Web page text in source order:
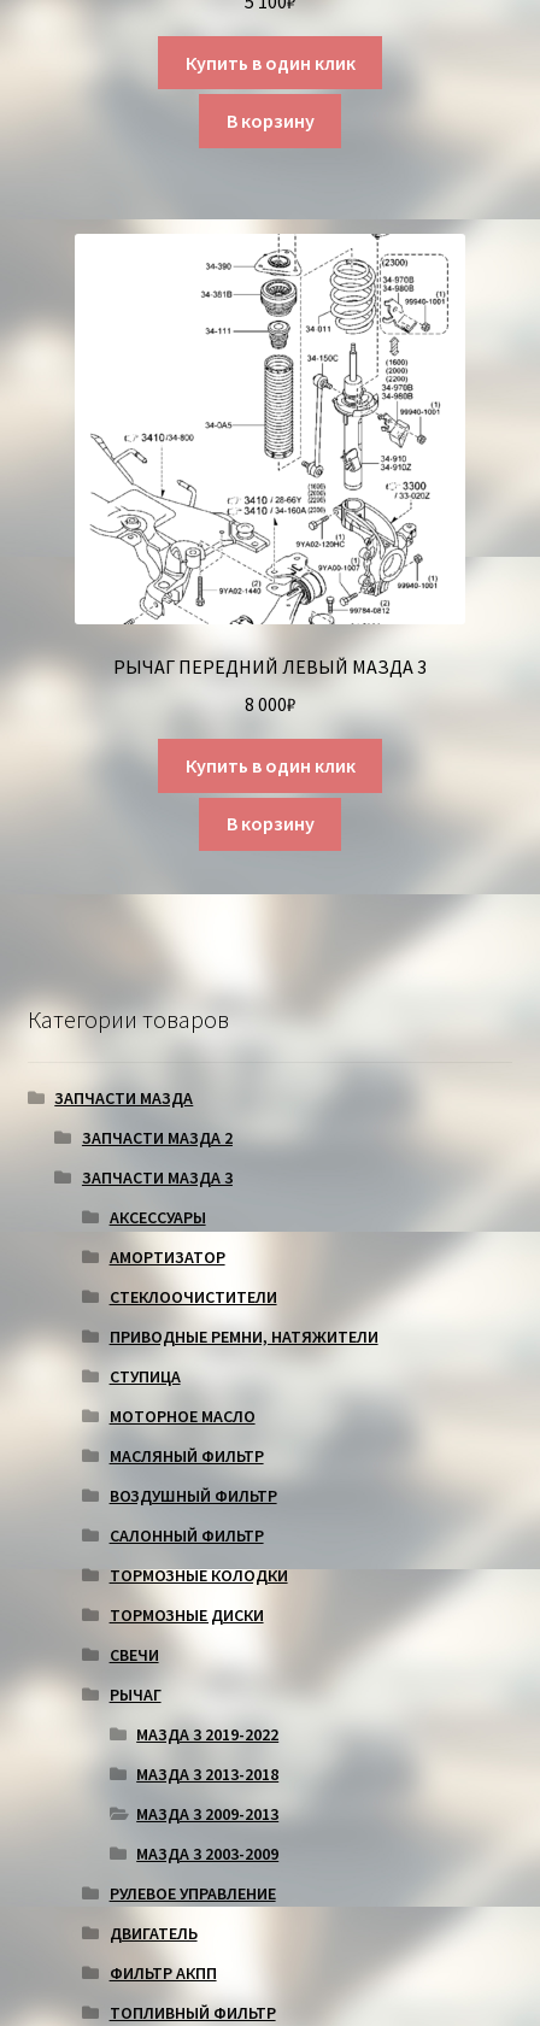
Купить в один клик
В корзину
РЫЧАГ ПЕРЕДНИЙ ЛЕВЫЙ МАЗДА 3
8 000₽
Купить в один клик
В корзину
Категории товаров
ЗАПЧАСТИ МАЗДА
ЗАПЧАСТИ МАЗДА 2
ЗАПЧАСТИ МАЗДА 3
АКСЕССУАРЫ
АМОРТИЗАТОР
СТЕКЛООЧИСТИТЕЛИ
ПРИВОДНЫЕ РЕМНИ, НАТЯЖИТЕЛИ
СТУПИЦА
МОТОРНОЕ МАСЛО
МАСЛЯНЫЙ ФИЛЬТР
ВОЗДУШНЫЙ ФИЛЬТР
САЛОННЫЙ ФИЛЬТР
ТОРМОЗНЫЕ КОЛОДКИ
ТОРМОЗНЫЕ ДИСКИ
СВЕЧИ
РЫЧАГ
МАЗДА 3 2019-2022
МАЗДА 3 2013-2018
МАЗДА 3 2009-2013
МАЗДА 3 2003-2009
РУЛЕВОЕ УПРАВЛЕНИЕ
ДВИГАТЕЛЬ
ФИЛЬТР АКПП
ТОПЛИВНЫЙ ФИЛЬТР